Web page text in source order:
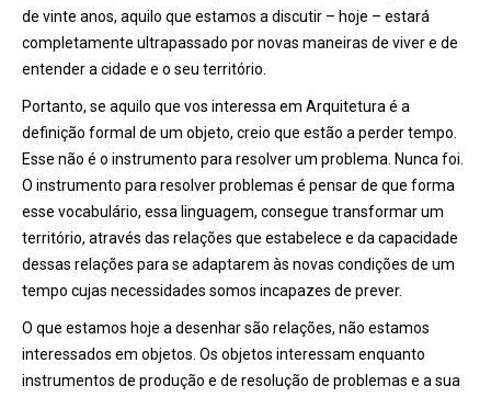
de vinte anos, aquilo que estamos a discutir – hoje – estará
completamente ultrapassado por novas maneiras de viver e de
entender a cidade e o seu território.
Portanto, se aquilo que vos interessa em Arquitetura é a
definição formal de um objeto, creio que estão a perder tempo.
Esse não é o instrumento para resolver um problema. Nunca foi.
O instrumento para resolver problemas é pensar de que forma
esse vocabulário, essa linguagem, consegue transformar um
território, através das relações que estabelece e da capacidade
dessas relações para se adaptarem às novas condições de um
tempo cujas necessidades somos incapazes de prever.
O que estamos hoje a desenhar são relações, não estamos
interessados em objetos. Os objetos interessam enquanto
instrumentos de produção e de resolução de problemas e a sua